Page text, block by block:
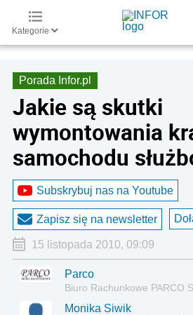
Kategorie
Porada Infor.pl
Jakie są skutki
wymontowania
samochodu
Subskrybuj nas na Youtube
Zapisz się na newsletter
15 listopada 2010, 09:09
Parco
Biuro Rachunkowe PARCO
Monika Siwik